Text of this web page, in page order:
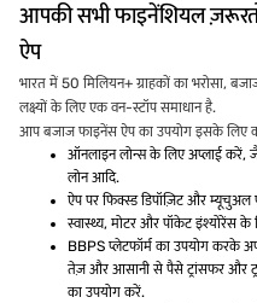
आपकी सभी फाइनेंशियल
ऐप
भारत में 50 मिलियन+ ग्राहकों का भरोसा,
लक्ष्यों के लिए एक वन-स्टॉप समाधान है.
आप बजाज फाइनेंस ऐप का उपयोग इसके लिए
ऑनलाइन लोन्स के लिए अप्लाई करें,
लोन आदि.
ऐप पर फिक्स्ड डिपॉज़िट और
स्वास्थ्य, मोटर और पॉकेट इंश्योरेंस के
BBPS प्लेटफॉर्म का उपयोग करके
तेज़ और आसानी से पैसे ट्रांसफर और
का उपयोग करें.